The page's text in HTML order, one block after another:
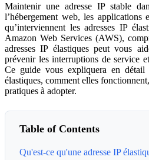
Maintenir une adresse IP stable
l’hébergement web, les applications
qu’interviennent les adresses IP
Amazon Web Services (AWS),
adresses IP élastiques peut vous
prévenir les interruptions de service
Ce guide vous expliquera en détail
élastiques, comment elles
pratiques à adopter.
Table of Contents
Qu'est-ce qu'une adresse IP